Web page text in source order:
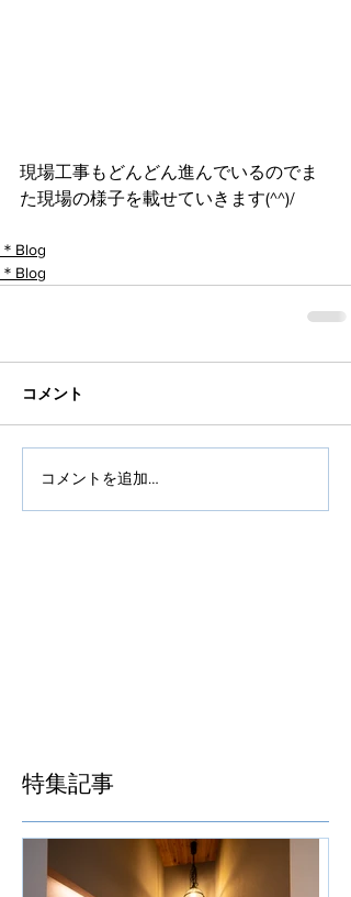
現場工事もどんどん進んでいるのでま
た現場の様子を載せていきます(^^)/
＊Blog
＊Blog
コメント
コメントを追加…
特集記事